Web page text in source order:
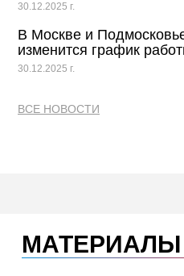
30.12.2025 г.
В Москве и
изменится график
30.12.2025 г.
ВСЕ НОВОСТИ
МАТЕРИАЛЫ